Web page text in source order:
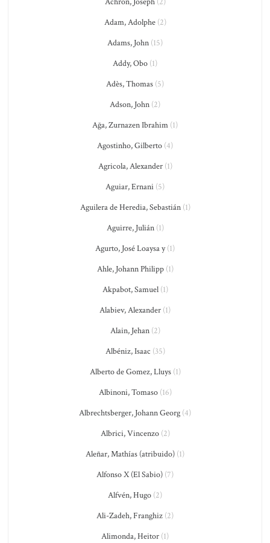
Adam, Adolphe(2)
Adams, John (15)
Addy, Obo (1)
Adès, Thomas (5)
Adson, John (2)
Ağa, Zurnazen Ibrahim (1)
Agostinho, Gilberto (4)
Agricola, Alexander(1)
Aguiar, Ernani (5)
Aguilera de Heredia, Sebastián(1)
Aguirre, Julián(1)
Agurto, José Loaysa y(1)
Ahle, Johann Philipp(1)
Akpabot, Samuel(1)
Alabiev, Alexander (1)
Alain, Jehan(2)
Albéniz, Isaac (35)
Alberto de Gomez, Lluys(1)
Albinoni, Tomaso(16)
Albrechtsberger, Johann Georg (4)
Albrici, Vincenzo(2)
Aleñar, Mathías (atribuido) (1)
Alfonso X (El Sabio) (7)
Alfvén, Hugo (2)
Ali-Zadeh, Franghiz (2)
Alimonda, Heitor (1)